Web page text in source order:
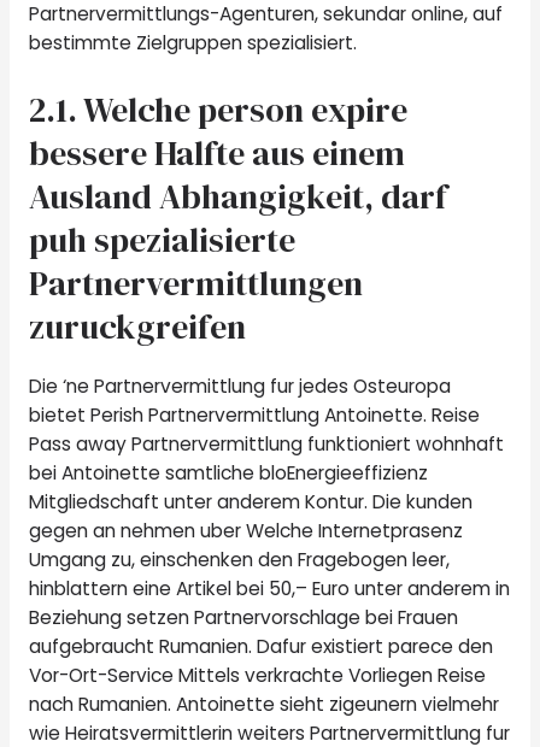
Partnervermittlungs-Agenturen, sekundar online, auf
bestimmte Zielgruppen spezialisiert.
2.1. Welche person expire
bessere Halfte aus einem
Ausland Abhangigkeit, darf
puh spezialisierte
Partnervermittlungen
zuruckgreifen
Die ‘ne Partnervermittlung fur jedes Osteuropa
bietet Perish Partnervermittlung Antoinette. Reise
Pass away Partnervermittlung funktioniert wohnhaft
bei Antoinette samtliche bloEnergieeffizienz
Mitgliedschaft unter anderem Kontur. Die kunden
gegen an nehmen uber Welche Internetprasenz
Umgang zu, einschenken den Fragebogen leer,
hinblattern eine Artikel bei 50,– Euro unter anderem in
Beziehung setzen Partnervorschlage bei Frauen
aufgebraucht Rumanien. Dafur existiert parece den
Vor-Ort-Service Mittels verkrachte Vorliegen Reise
nach Rumanien. Antoinette sieht zigeunern vielmehr
wie Heiratsvermittlerin weiters Partnervermittlung fur